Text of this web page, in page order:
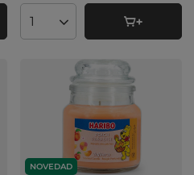
Cantidad de productos
NOVEDAD